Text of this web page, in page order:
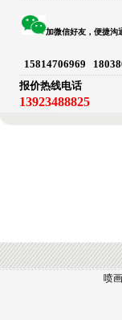
加微信好友，便捷沟
15814706969
报价热线电话
13923488825
喷